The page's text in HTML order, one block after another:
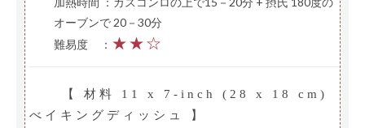
オーブンで 20－30分
難易度
： ★★☆
【 材料 11 x 7-inch (28 x 18 cm)
べイキングディッシュ 】